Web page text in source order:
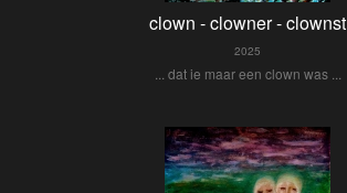
clown - clowner - clownst
2025
... dat ie maar een clown was ...